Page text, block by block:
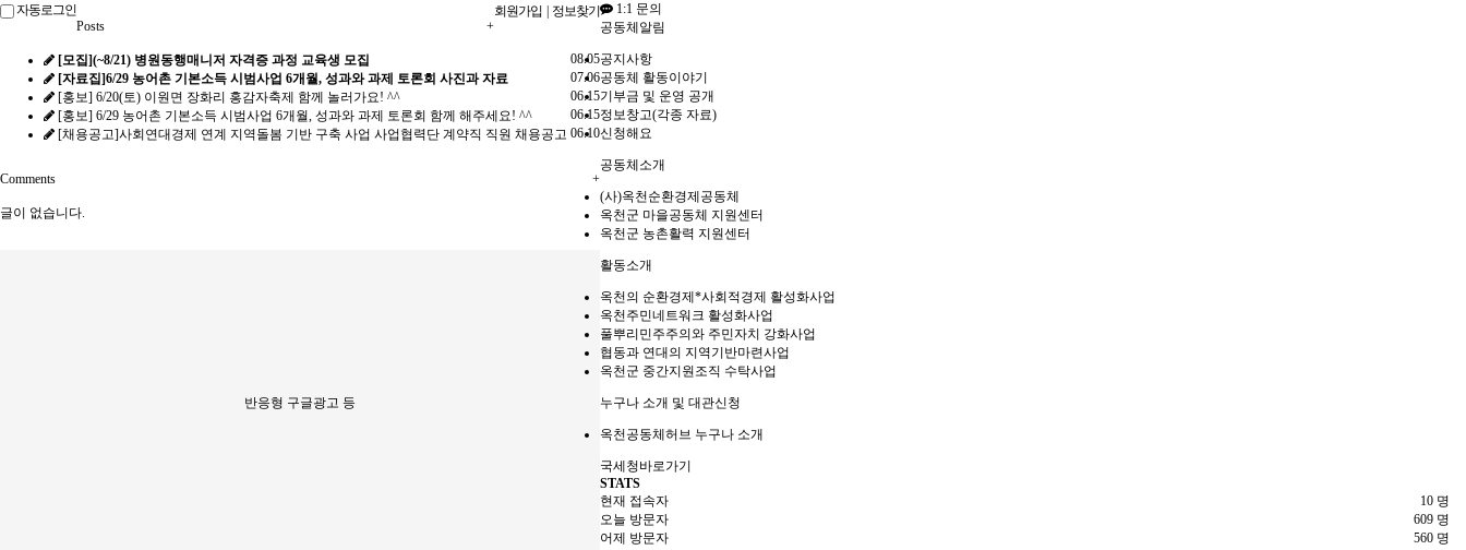
자동로그인
회원가입
정보찾기
+
Posts
08.05
[모집](~8/21) 병원동행매니저 자격증 과정 교육생 모집
07.06
[자료집]6/29 농어촌 기본소득 시범사업 6개월, 성과와 과제 토론회 사진과 자료
06.15
[홍보] 6/20(토) 이원면 장화리 홍감자축제 함께 놀러가요! ^^
06.15
[홍보] 6/29 농어촌 기본소득 시범사업 6개월, 성과와 과제 토론회 함께 해주세요! ^^
06.10
[채용공고]사회연대경제 연계 지역돌봄 기반 구축 사업 사업협력단 계약직 직원 채용공고
+
Comments
글이 없습니다.
반응형 구글광고 등
1:1 문의
공동체알림
공지사항
공동체 활동이야기
기부금 및 운영 공개
정보창고(각종 자료)
신청해요
공동체소개
(사)옥천순환경제공동체
옥천군 마을공동체 지원센터
옥천군 농촌활력 지원센터
활동소개
옥천의 순환경제*사회적경제 활성화사업
옥천주민네트워크 활성화사업
풀뿌리민주주의와 주민자치 강화사업
협동과 연대의 지역기반마련사업
옥천군 중간지원조직 수탁사업
누구나 소개 및 대관신청
옥천공동체허브 누구나 소개
국세청바로가기
STATS
10 명
현재 접속자
609 명
오늘 방문자
560 명
어제 방문자